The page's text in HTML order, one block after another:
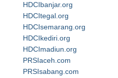
HDCIbanjar.org
HDCItegal.org
HDCIsemarang.org
HDCIkediri.org
HDCImadiun.org
PRSIaceh.com
PRSIsabang.com